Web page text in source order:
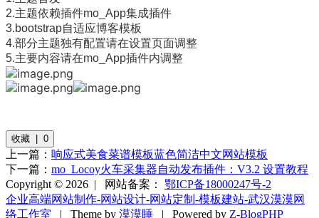
2.主题依赖插件mo_App集成插件
3.bootstrap自适应博客模板
4.部分主题独有配置请在设置页面调整
5.主要内容请在mo_App插件内调整
收藏 | 0
上一篇： 响应式美食菜谱模板蓝色简洁中文网站模板
下一篇： mo_Locoy火车采集器自动发布插件：V3.2 设置教程
Copyright © 2026 |
网站备案：
鄂ICP备18000247号-2
企业高端网站制作-网站设计-网站定制-模板建站-武汉漠漠网
络工作室
| Theme by 漠漠睡 | Powered by Z-BlogPHP